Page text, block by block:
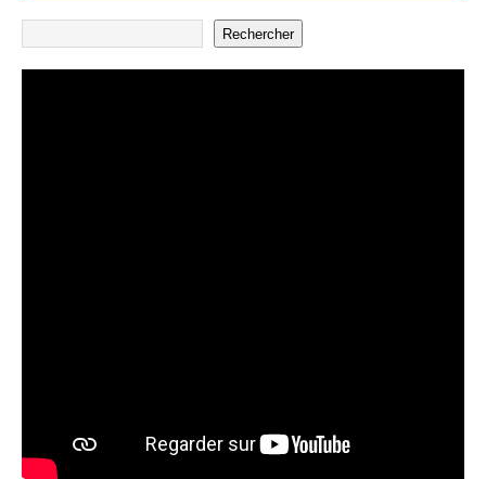
Rechercher